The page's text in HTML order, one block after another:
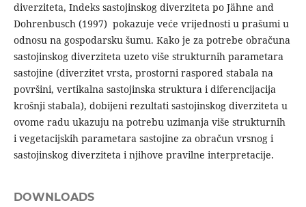
diverziteta, Indeks sastojinskog diverziteta po Jähne and
Dohrenbusch (1997) pokazuje veće vrijednosti u prašumi u
odnosu na gospodarsku šumu. Kako je za potrebe obračuna
sastojinskog diverziteta uzeto više strukturnih parametara
sastojine (diverzitet vrsta, prostorni raspored stabala na
površini, vertikalna sastojinska struktura i diferencijacija
krošnji stabala), dobijeni rezultati sastojinskog diverziteta u
ovome radu ukazuju na potrebu uzimanja više strukturnih
i vegetacijskih parametara sastojine za obračun vrsnog i
sastojinskog diverziteta i njihove pravilne interpretacije.
DOWNLOADS